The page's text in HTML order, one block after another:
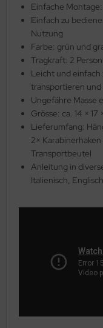
Einfache
Einfach zu
Nutzung
Farbe: grün und
Tragkraft: 2
Leicht und einfach
transportieren
Ungefähre Masse
Grösse: ca. 14 × 17
Lieferumfang:
2× Karabinerhaken
Transportbeutel
Anleitung in
Italienisch,